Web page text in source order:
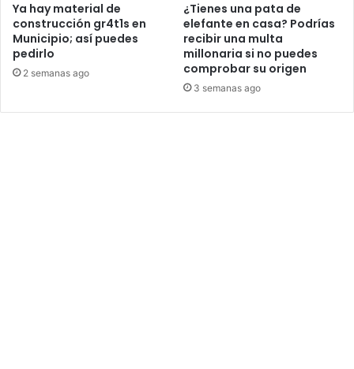
Ya hay material de
construcción gr4t1s en
Municipio; así puedes
pedirlo
2 semanas ago
¿Tienes una pata de
elefante en casa? Podrías
recibir una multa
millonaria si no puedes
comprobar su origen
3 semanas ago